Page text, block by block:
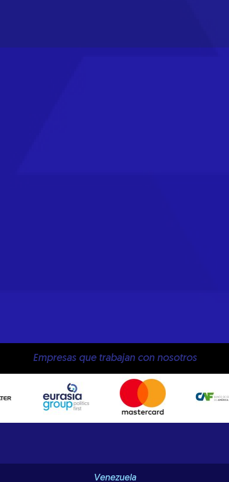
Empresas que trabajan con nosotros
Venezuela